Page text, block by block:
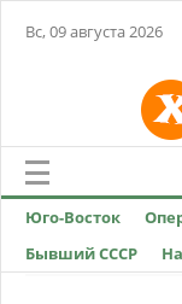
Вс, 09 августа 2026
Юго-Восток
Бывший СССР